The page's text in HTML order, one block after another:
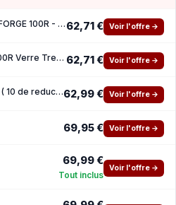
MSI BOITIER PC MAG FORGE 100R - Black - Verre trempe - Format ATX (306-7G03R21-809) 62,71 € Voir l'offre →
MSI MSI MAG Forge 100R Verre Trempé USB 3.2 ARGB Black 62,71 € Voir l'offre →
MSI MAG FORGE 100R ( 10 de reduction avec le code promo KOO )62,99 € Voir l'offre →
69,95 € Voir l'offre →
69,99 €
Tout inclus
Voir l'offre →